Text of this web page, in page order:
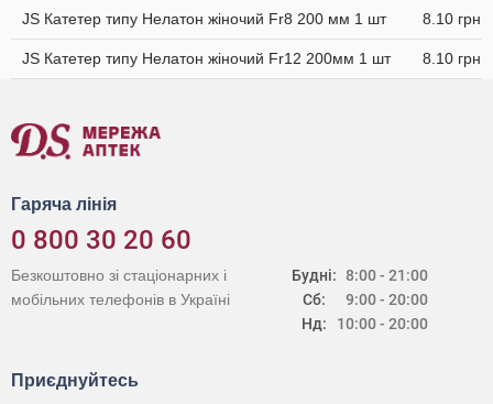
JS Катетер типу Нелатон жіночий Fr8 200 мм 1 шт 8.10 грн
JS Катетер типу Нелатон жіночий Fr12 200мм 1 шт 8.10 грн
Гаряча лінія
0 800 30 20 60
Будні:
Сб:
Нд:
8:00 - 21:00
9:00 - 20:00
10:00 - 20:00
Безкоштовно зі стаціонарних і
мобільних телефонів в Україні
Приєднуйтесь